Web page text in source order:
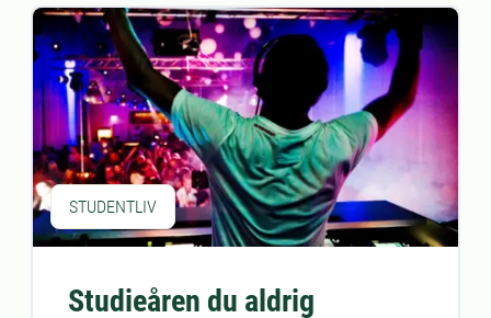
STUDENTLIV
Studieåren du aldrig